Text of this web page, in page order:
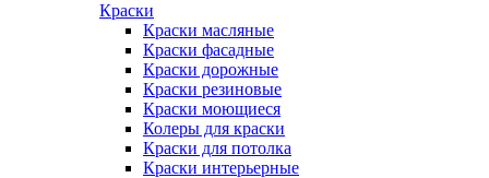
Краски
Краски масляные
Краски фасадные
Краски дорожные
Краски резиновые
Краски моющиеся
Колеры для краски
Краски для потолка
Краски интерьерные